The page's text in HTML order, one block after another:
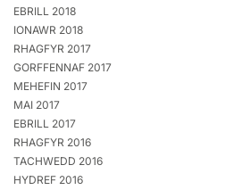
EBRILL 2018
IONAWR 2018
RHAGFYR 2017
GORFFENNAF 2017
MEHEFIN 2017
MAI 2017
EBRILL 2017
RHAGFYR 2016
TACHWEDD 2016
HYDREF 2016